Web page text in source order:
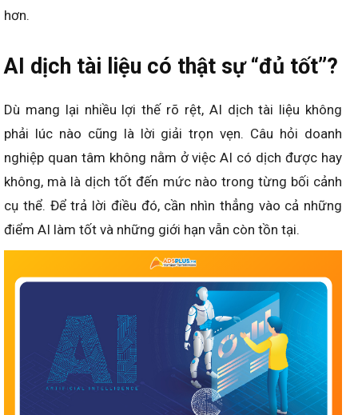
hơn.
AI dịch tài liệu có thật sự “đủ tốt”?
Dù mang lại nhiều lợi thế rõ rệt, AI dịch tài liệu không
phải lúc nào cũng là lời giải trọn vẹn. Câu hỏi doanh
nghiệp quan tâm không nằm ở việc AI có dịch được hay
không, mà là dịch tốt đến mức nào trong từng bối cảnh
cụ thể. Để trả lời điều đó, cần nhìn thẳng vào cả những
điểm AI làm tốt và những giới hạn vẫn còn tồn tại.